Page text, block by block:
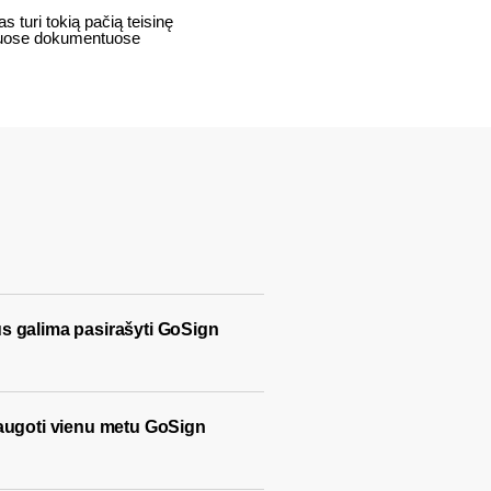
turi tokią pačią teisinę
dokumentuose
galima pasirašyti GoSign
vienu metu GoSign